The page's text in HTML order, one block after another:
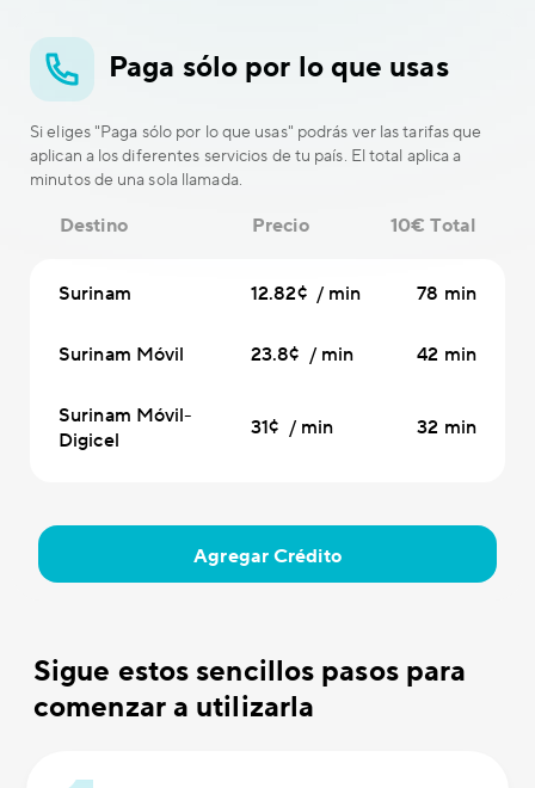
Paga sólo por lo que usas
Si eliges "Paga sólo por lo que usas" podrás ver las tarifas que
aplican a los diferentes servicios de tu país. El total aplica a
minutos de una sola llamada.
Destino Precio 10€ Total
Surinam 12.82¢ / min 78 min
Surinam Móvil 23.8¢ / min 42 min
Surinam Móvil-
Digicel
31¢ / min 32 min
Agregar Crédito
Sigue estos sencillos pasos para
comenzar a utilizarla